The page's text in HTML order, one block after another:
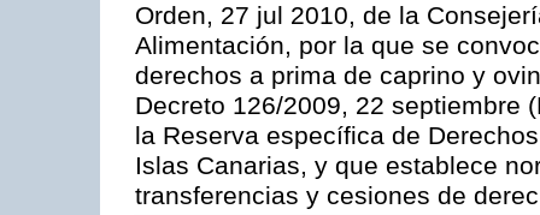
Orden, 27 jul 2010, de la
Alimentación, por la que se
derechos a prima de caprino y
Decreto 126/2009, 22 septiembre
la Reserva específica de
Islas Canarias, y que establece
transferencias y cesiones de